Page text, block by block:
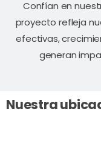
Confían en
proyecto refleja
efectivas,
generan
Nuestra